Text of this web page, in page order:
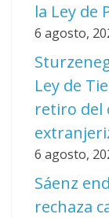
la Ley de
6 agosto,
Ley de
retiro del
6 agosto,
Sáenz
rechaza